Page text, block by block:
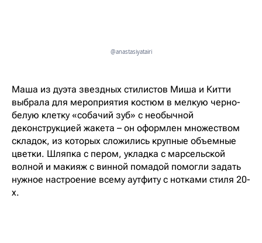
@anastasiyatairi
Маша из дуэта звездных стилистов Миша и Китти
выбрала для мероприятия костюм в мелкую черно-
белую клетку «собачий зуб» с необычной
деконструкцией жакета – он оформлен множеством
складок, из которых сложились крупные объемные
цветки. Шляпка с пером, укладка с марсельской
волной и макияж с винной помадой помогли задать
нужное настроение всему аутфиту с нотками стиля 20-
х.